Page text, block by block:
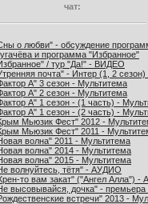
чат:
о любви" - обсуждение
и программа "Избранное"
/ тур "Да!" - ВИДЕО
почта" - Интер (1, 2
А" 3 сезон - Мультитема
А" 2 сезон - Мультитема
А" 1 сезон - (1 часть) -
А" 1 сезон - (2 часть) -
Мьюзик Фест" 2012 -
Мьюзик Фест" 2011 -
волна" 2011 - Мультитема
волна" 2014 - Мультитема
волна" 2015 - Мультитема
волнуйтесь, тётя" - АУДИО
то вам закат" ("Ангел Алла") -
высовывайся, дочка" -
встречи" 2013 -